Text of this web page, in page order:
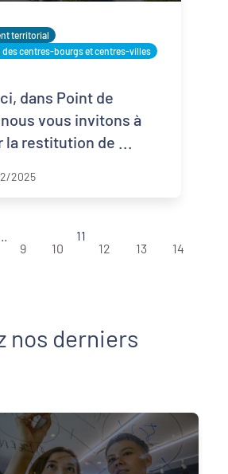
territorial
des centres-bourgs et centres-villes
dans Point de
vous invitons à
2025
9
10
11
12
13 14
nos derniers